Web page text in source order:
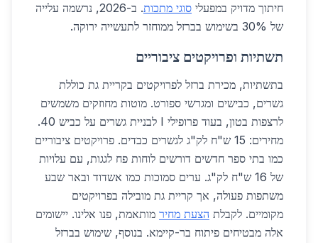
חיתוך מדויק במפעלי סוגי מתכות
. ב-2026, נרשמה עלייה
של 30% בשימוש בברזל ממוחזר לתעשייה ירוקה.
תשתיות ופרויקטים ציבוריים
בתשתיות, מכירת ברזל לפרויקטים בקריית גת כוללת
גשרים, כבישים ומגרשי ספורט. מוטות מחוזקים משמשים
לרצפות בטון, בעוד פרופילי I לבניית גשרים על כביש 40.
מחירים: 15 ש"ח לק"ג לגשרים כבדים. פרויקטים ציבוריים
כמו בתי ספר חדשים דורשים לוחות פח לגגות, עם עלויות
של 16 ש"ח לק"ג. ערים סמוכות כמו אשדוד ובאר שבע
משתפות פעולה, אך קריית גת מובילה בפרויקטים
מקומיים. לקבלת הצעת מחיר מותאמת, פנו אלינו. יישומים
אלה מבטיחים פיתוח בר-קיימא. בנוסף, שימוש בברזל